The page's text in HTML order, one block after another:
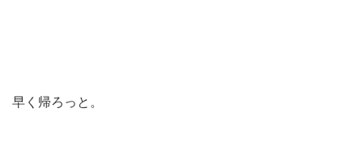
早く帰ろっと。